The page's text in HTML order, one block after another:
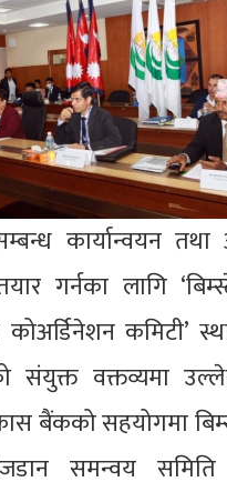
कार्यान्वयन
गर्नका लागि
कमिटी’
संयुक्त वक्तव्यमा
बैंकको सहयोगमा
जडान समन्वय समिति